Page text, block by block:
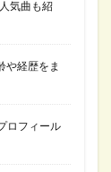
気曲も紹
や経歴をま
ロフィール